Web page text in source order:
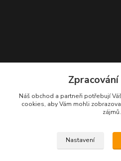
Náš obchod a partneři potřebují
cookies, aby Vám mohli
zájmů.
Nastavení